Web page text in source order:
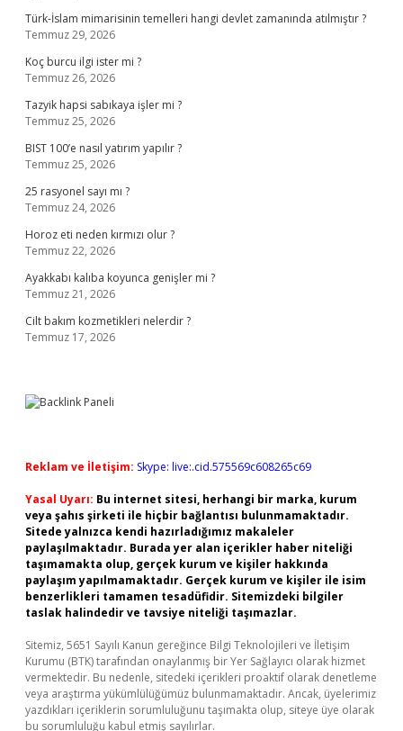
Türk-İslam mimarisinin temelleri hangi devlet zamanında atılmıştır ?
Temmuz 29, 2026
Koç burcu ilgi ister mi ?
Temmuz 26, 2026
Tazyik hapsi sabıkaya işler mi ?
Temmuz 25, 2026
BIST 100’e nasıl yatırım yapılır ?
Temmuz 25, 2026
25 rasyonel sayı mı ?
Temmuz 24, 2026
Horoz eti neden kırmızı olur ?
Temmuz 22, 2026
Ayakkabı kalıba koyunca genişler mi ?
Temmuz 21, 2026
Cilt bakım kozmetikleri nelerdir ?
Temmuz 17, 2026
Reklam ve İletişim: Skype: live:.cid.575569c608265c69
Yasal Uyarı: Bu internet sitesi, herhangi bir marka, kurum
veya şahıs şirketi ile hiçbir bağlantısı bulunmamaktadır.
Sitede yalnızca kendi hazırladığımız makaleler
paylaşılmaktadır. Burada yer alan içerikler haber niteliği
taşımamakta olup, gerçek kurum ve kişiler hakkında
paylaşım yapılmamaktadır. Gerçek kurum ve kişiler ile isim
benzerlikleri tamamen tesadüfidir. Sitemizdeki bilgiler
taslak halindedir ve tavsiye niteliği taşımazlar.
Sitemiz, 5651 Sayılı Kanun gereğince Bilgi Teknolojileri ve İletişim
Kurumu (BTK) tarafından onaylanmış bir Yer Sağlayıcı olarak hizmet
vermektedir. Bu nedenle, sitedeki içerikleri proaktif olarak denetleme
veya araştırma yükümlülüğümüz bulunmamaktadır. Ancak, üyelerimiz
yazdıkları içeriklerin sorumluluğunu taşımakta olup, siteye üye olarak
bu sorumluluğu kabul etmiş sayılırlar.